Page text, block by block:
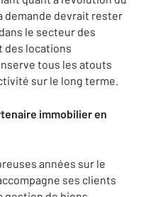
demande devrait rester
le secteur des
des locations
tous les atouts
sur le long terme.
immobilier en
années sur le
ses clients